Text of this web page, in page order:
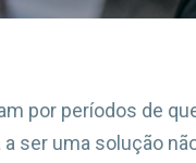
por períodos de
a ser uma solução